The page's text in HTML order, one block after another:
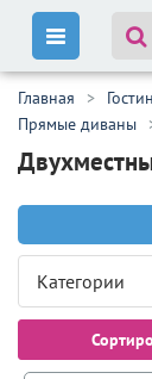
Главная
Прямые диваны
Категории